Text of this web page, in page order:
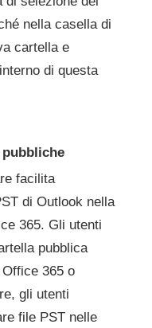
nella casella di
cartella e
di questa
facilita
di Outlook nella
365. Gli utenti
pubblica
365 o
gli utenti
file PST nelle